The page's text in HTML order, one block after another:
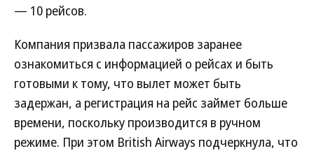
— 10 рейсов.
Компания призвала пассажиров заранее
ознакомиться с информацией о рейсах и быть
готовыми к тому, что вылет может быть
задержан, а регистрация на рейс займет больше
времени, поскольку производится в ручном
режиме. При этом British Airways подчеркнула, что